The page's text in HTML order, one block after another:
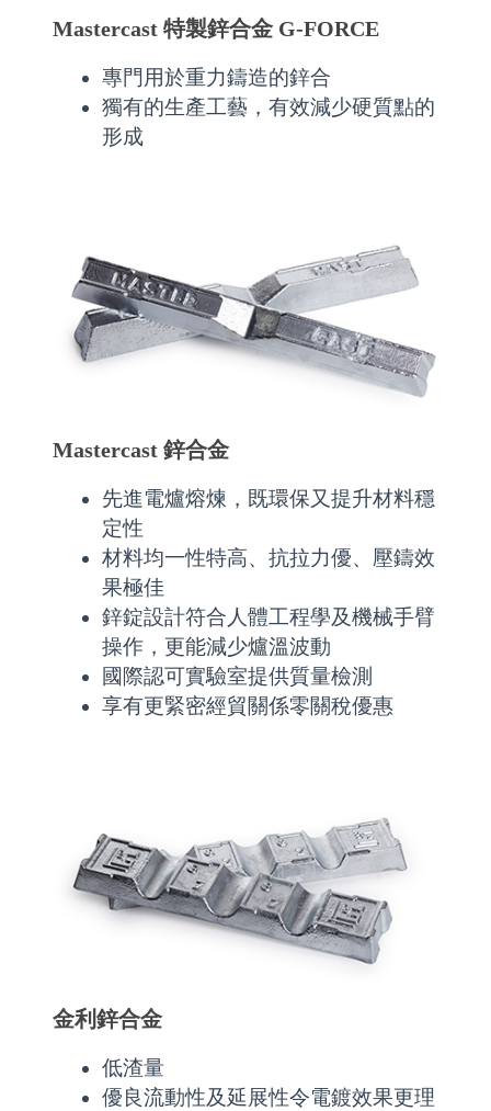
Mastercast 特製鋅合金 G-FORCE
專門用於重力鑄造的鋅合
獨有的生產工藝，有效減少硬質點的
形成
Mastercast 鋅合金
先進電爐熔煉，既環保又提升材料穩
定性
材料均一性特高、抗拉力優、壓鑄效
果極佳
鋅錠設計符合人體工程學及機械手臂
操作，更能減少爐溫波動
國際認可實驗室提供質量檢測
享有更緊密經貿關係零關稅優惠
金利鋅合金
低渣量
優良流動性及延展性令電鍍效果更理